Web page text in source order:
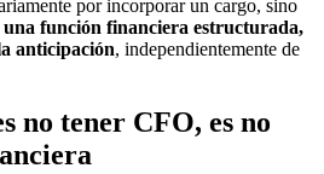
por incorporar un cargo, sino
una función financiera estructurada,
anticipación, independientemente de
no tener CFO, es no